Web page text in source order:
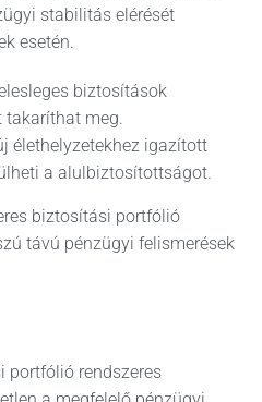
stabilitás elérését
esetén.
biztosítások
takaríthat meg.
élethelyzetekhez igazított
a alulbiztosítottságot.
biztosítási portfólió
távú pénzügyi felismerések
portfólió rendszeres